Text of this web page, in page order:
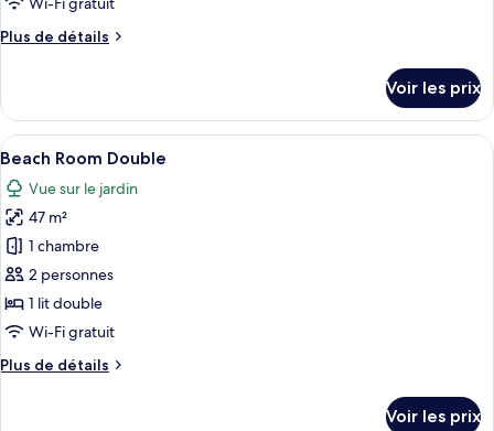
Double
Building
across
the
street)
Plus de détails
Plus
le
type
de
Garden
Double
Room
(Independent
Building
across
the
street)
Voir les prix
Afficher
toutes
les
photos
pour
ce
type
de
chambre :
Beach
Une chambre d’hôtel spacieuse,
13
Beach Room Double
Vue sur le jardin
47 m²
1 chambre
2 personnes
1 lit double
Wi-Fi gratuit
Plus de détails
Plus
Voir les prix